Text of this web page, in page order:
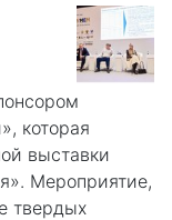
которая
выставки
Мероприятие,
твердых